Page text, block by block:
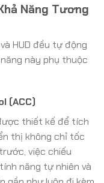
Năng Tương
HUD đều tự động
này phụ thuộc
(ACC)
thiết kế để tích
thị không chỉ tốc
việc chiếu
năng tự nhiên và